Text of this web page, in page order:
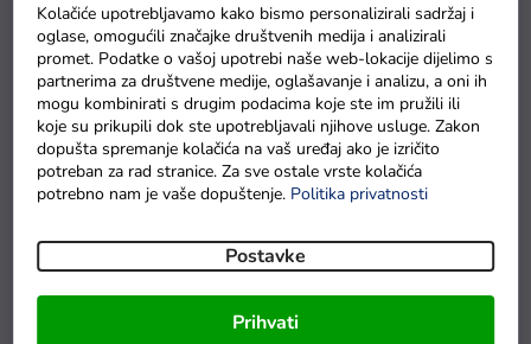
Kolačiće upotrebljavamo kako bismo personalizirali sadržaj i
oglase, omogućili značajke društvenih medija i analizirali
promet. Podatke o vašoj upotrebi naše web-lokacije dijelimo s
partnerima za društvene medije, oglašavanje i analizu, a oni ih
mogu kombinirati s drugim podacima koje ste im pružili ili
koje su prikupili dok ste upotrebljavali njihove usluge. Zakon
dopušta spremanje kolačića na vaš uređaj ako je izričito
potreban za rad stranice. Za sve ostale vrste kolačića
potrebno nam je vaše dopuštenje. Politika privatnosti
Postavke
Prihvati